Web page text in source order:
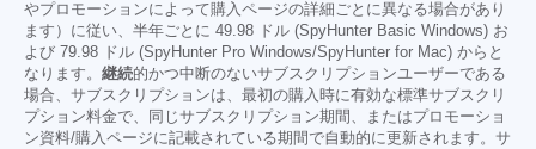
やプロモーションによって購入ページの詳細ごとに異なる場合があり
ます）に従い、半年ごとに 49.98 ドル (SpyHunter Basic Windows) お
よび 79.98 ドル (SpyHunter Pro Windows/SpyHunter for Mac) からと
なります。 継続的かつ中断のないサブスクリプションユーザーである
場合、サブスクリプションは、最初の購入時に有効な標準サブスクリ
プション料金で、同じサブスクリプション期間、またはプロモーショ
ン資料/購入ページに記載されている期間で自動的に更新されます。サ